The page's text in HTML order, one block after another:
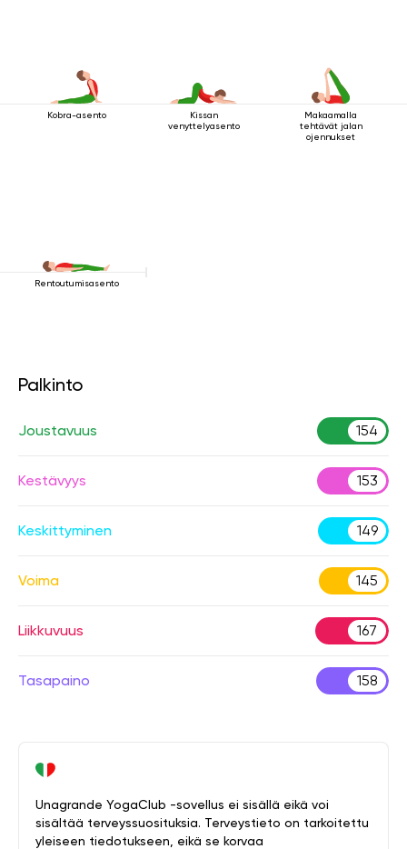
Kobra-asento
Kissan
venyttelyasento
Makaamalla
tehtävät jalan
ojennukset
Rentoutumisasento
Palkinto
Joustavuus 154
Kestävyys 153
Keskittyminen 149
Voima 145
Liikkuvuus 167
Tasapaino 158
Unagrande YogaClub -sovellus ei sisällä eikä voi
sisältää terveyssuosituksia. Terveystieto on tarkoitettu
yleiseen tiedotukseen, eikä se korvaa